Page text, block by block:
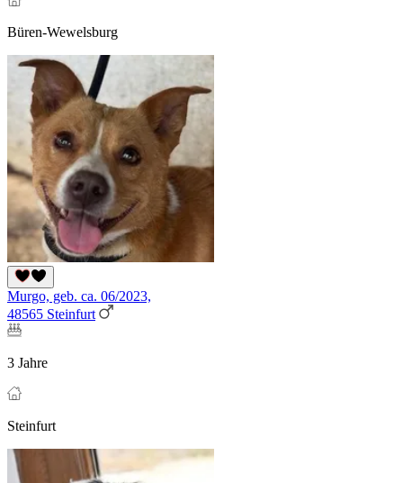
Büren-Wewelsburg
Murgo, geb. ca. 06/2023,
48565 Steinfurt
3 Jahre
Steinfurt